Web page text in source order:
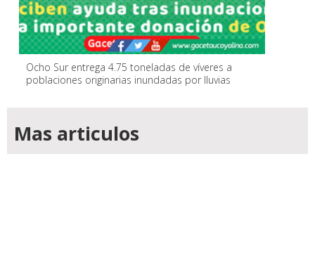
Ocho Sur entrega 4.75 toneladas de víveres a
poblaciones originarias inundadas por lluvias
Mas articulos